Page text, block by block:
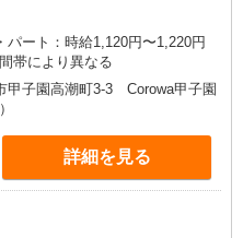
パート：時給1,120円〜1,220円
帯により異なる
甲子園高潮町3-3 Corowa甲子園
詳細を見る